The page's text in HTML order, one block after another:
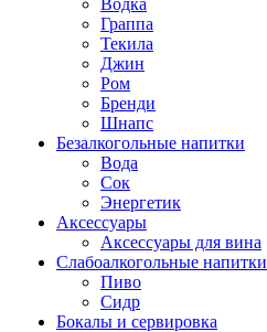
Водка
Граппа
Текила
Джин
Ром
Бренди
Шнапс
Безалкогольные напитки
Вода
Сок
Энергетик
Аксессуары
Аксессуары для вина
Слабоалкогольные напитки
Пиво
Сидр
Бокалы и сервировка